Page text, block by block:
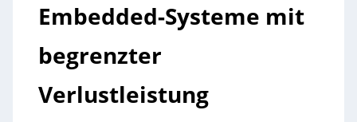
Embedded-Systeme mit
begrenzter
Verlustleistung